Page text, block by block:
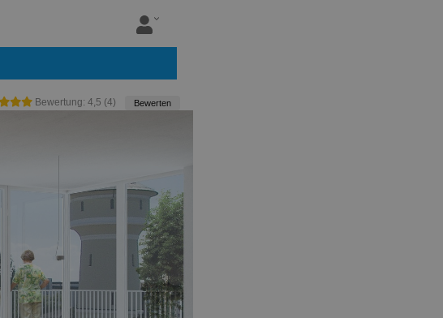
Bewertung: 4,5 (4) Bewerten